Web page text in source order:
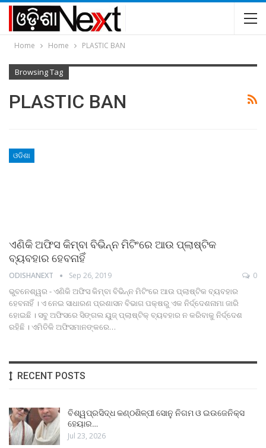
Home Home PLASTIC BAN
Browsing Tag
PLASTIC BAN
ଓଡିଶା
ଏଣିକି ଅଫିସ କିମ୍ବା ବିଭିନ୍ନ ମିଟିଂରେ ଆଉ ପ୍ଲାଷ୍ଟିକ
ବ୍ୟବହାର ହେବନାହିଁ
ODISHANEXT Sep 26, 2019 0
ଭୁବନେଶ୍ୱର - ଏଣିକି ଅଫିସ କିମ୍ବା ବିଭିନ୍ନ ମିଟିଂରେ ଆଉ ପ୍ଲାଷ୍ଟିକ ବ୍ୟବହାର
ହେବନାହିଁ । ଏ ନେଇ ସାଧାରଣ ପ୍ରଶାସନ ବିଭାଗ ପକ୍ଷରୁ ଏକ ନିର୍ଦ୍ଦେଶନାମା ଜାରି
ହୋଇଛି । ସବୁ ଅଫିସରେ ସିଙ୍ଗଲ ୟୁଜ୍‍ ପ୍ଲାଷ୍ଟିକ୍‍ ବ୍ୟବହାର ନ କରିବାକୁ ନିର୍ଦ୍ଦେଶ
ରହିଛି । ଏମିତିକି ଅଫିସମାନଙ୍କରେ…
RECENT POSTS
ବିଶ୍ୱପ୍ରସିଦ୍ଧ କଣ୍ଠଶିଳ୍ପୀ ସୋନୁ ନିଗମ ଓ ଇଉଜେନିକ୍ସ
ହେୟାର…
Jul 23, 2026